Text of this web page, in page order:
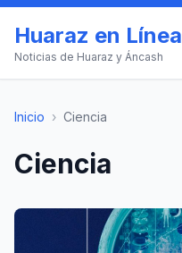
Huaraz en Línea
Noticias de Huaraz y Áncash
Inicio › Ciencia
Ciencia